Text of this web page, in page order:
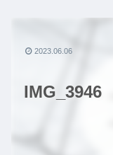
IMG_3946
2023.06.06